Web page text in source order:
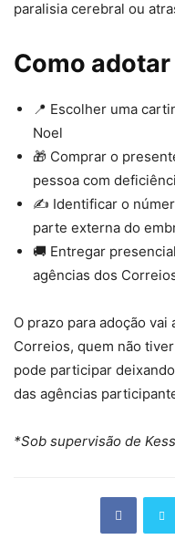
paralisia cerebral ou
Como
📍 Escolher uma
Noel
🎁 Comprar o
pessoa com
✍️ Identificar o
parte externa do
🚚 Entregar
agências dos
O prazo para adoção
Correios, quem não
pode participar
das agências
*Sob supervisão de